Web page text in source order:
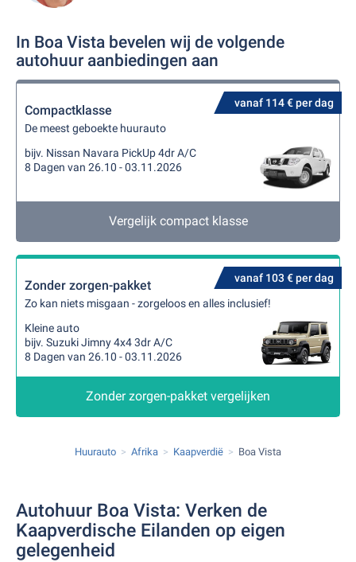
In Boa Vista bevelen wij de volgende
autohuur aanbiedingen aan
vanaf 114 € per dag
Compactklasse
De meest geboekte huurauto
bijv. Nissan Navara PickUp 4dr A/C
8 Dagen van 26.10 - 03.11.2026
Vergelijk compact klasse
vanaf 103 € per dag
Zonder zorgen-pakket
Zo kan niets misgaan - zorgeloos en alles inclusief!
Kleine auto
bijv. Suzuki Jimny 4x4 3dr A/C
8 Dagen van 26.10 - 03.11.2026
Zonder zorgen-pakket vergelijken
Huurauto Afrika Kaapverdië Boa Vista
Autohuur Boa Vista: Verken de
Kaapverdische Eilanden op eigen
gelegenheid